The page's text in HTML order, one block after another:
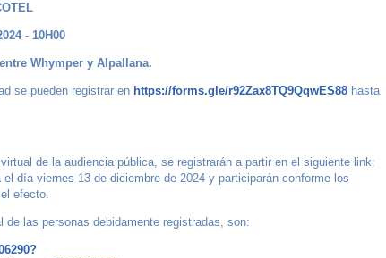
- 10H00
Whymper y Alpallana.
se pueden registrar en https://forms.gle/r92Zax8TQ9QqwES88 hasta
de la audiencia pública, se registrarán a partir en el siguiente link:
el día viernes 13 de diciembre de 2024 y participarán conforme los
efecto.
las personas debidamente registradas, son: